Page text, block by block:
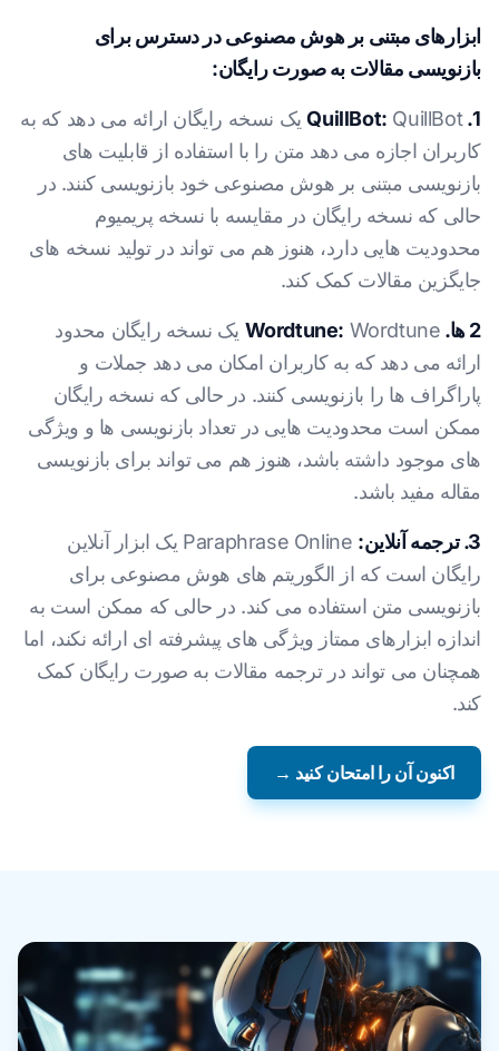
ابزارهای مبتنی بر هوش مصنوعی در دسترس برای
بازنویسی مقالات به صورت رایگان:
1. QuillBot:
QuillBot یک نسخه رایگان ارائه می دهد که به
کاربران اجازه می دهد متن را با استفاده از قابلیت های
بازنویسی مبتنی بر هوش مصنوعی خود بازنویسی کنند. در
حالی که نسخه رایگان در مقایسه با نسخه پریمیوم
محدودیت هایی دارد، هنوز هم می تواند در تولید نسخه های
جایگزین مقالات کمک کند.
2 ها. Wordtune:
Wordtune یک نسخه رایگان محدود
ارائه می دهد که به کاربران امکان می دهد جملات و
پاراگراف ها را بازنویسی کنند. در حالی که نسخه رایگان
ممکن است محدودیت هایی در تعداد بازنویسی ها و ویژگی
های موجود داشته باشد، هنوز هم می تواند برای بازنویسی
مقاله مفید باشد.
3. ترجمه آنلاین:
Paraphrase Online یک ابزار آنلاین
رایگان است که از الگوریتم های هوش مصنوعی برای
بازنویسی متن استفاده می کند. در حالی که ممکن است به
اندازه ابزارهای ممتاز ویژگی های پیشرفته ای ارائه نکند، اما
همچنان می تواند در ترجمه مقالات به صورت رایگان کمک
کند.
اکنون آن را امتحان کنید →